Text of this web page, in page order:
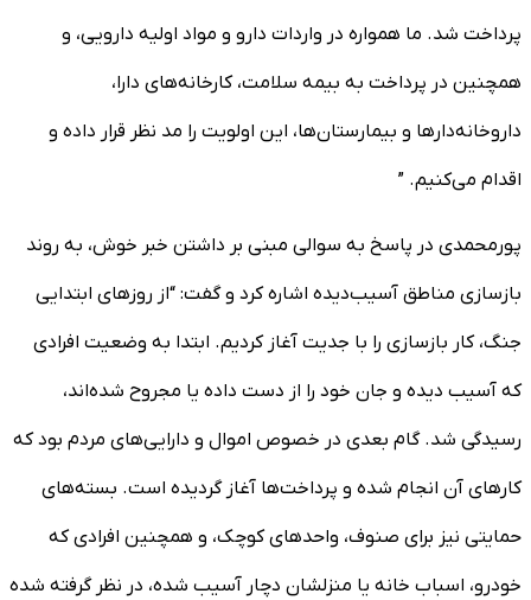
پرداخت شد. ما همواره در واردات دارو و مواد اولیه دارویی، و
همچنین در پرداخت به بیمه سلامت، کارخانه‌های دارا،
داروخانه‌دار‌ها و بیمارستان‌ها، این اولویت را مد نظر قرار داده و
اقدام می‌کنیم. ”
پورمحمدی در پاسخ به سوالی مبنی بر داشتن خبر خوش، به روند
بازسازی مناطق آسیب‌دیده اشاره کرد و گفت: “از روز‌های ابتدایی
جنگ، کار بازسازی را با جدیت آغاز کردیم. ابتدا به وضعیت افرادی
که آسیب دیده و جان خود را از دست داده یا مجروح شده‌اند،
رسیدگی شد. گام بعدی در خصوص اموال و دارایی‌های مردم بود که
کار‌های آن انجام شده و پرداخت‌ها آغاز گردیده است. بسته‌های
حمایتی نیز برای صنوف، واحد‌های کوچک، و همچنین افرادی که
خودرو، اسباب خانه یا منزلشان دچار آسیب شده، در نظر گرفته شده